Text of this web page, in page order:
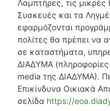
Λαμπτήρες, τις
Συσκευές και τα
εφαρμόζονται
πολίτες θα πρέπει να
σε καταστήματα,
ΔΙΑΔΥΜΑ
media της ΔΙΑΔΥΜΑ).
Επικίνδυνα Οικιακά
σελίδα https://